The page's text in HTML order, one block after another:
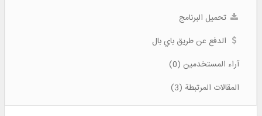
تحميل البرنامج
الدفع عن طريق باي بال
آراء المستخدمين (0)
المقالات المرتبطة (3)